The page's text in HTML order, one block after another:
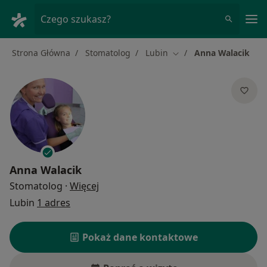
Czego szukasz?
Strona Główna Stomatolog Lubin Zmień miasto
Anna Walacik
Anna Walacik
Stomatolog · Więcej
Lubin 1 adres
Pokaż dane kontaktowe